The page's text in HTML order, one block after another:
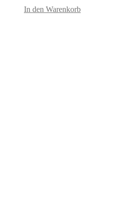
In den Warenkorb